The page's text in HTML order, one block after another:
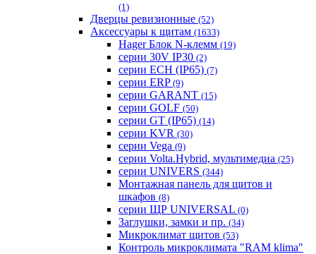
(1)
Дверцы ревизионные (52)
Аксессуары к щитам (1633)
Hager Блок N-клемм (19)
серии 30V IP30 (2)
серии ECH (IP65) (7)
серии ERP (9)
серии GARANT (15)
серии GOLF (50)
серии GT (IP65) (14)
серии KVR (30)
серии Vega (9)
серии Volta.Hybrid, мультимедиа (25)
серии UNIVERS (344)
Монтажная панель для щитов и
шкафов (8)
серии ЩР UNIVERSAL (0)
Заглушки, замки и пр. (34)
Микроклимат щитов (53)
Контроль микроклимата "RAM klima"